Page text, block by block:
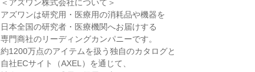
＜アズワン株式会社について＞
アズワンは研究用・医療用の消耗品や機器を
日本全国の研究者・医療機関へお届けする
専門商社のリーディングカンパニーです。
約1200万点のアイテムを扱う独自のカタログと
自社ECサイト（AXEL）を通じて、